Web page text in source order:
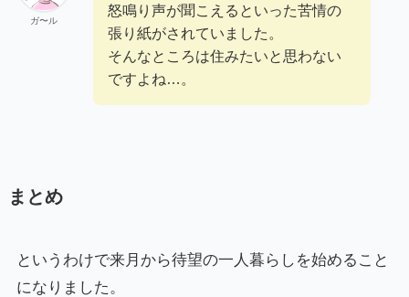
ガ〜ル
怒鳴り声が聞こえるといった苦情の
張り紙がされていました。
そんなところは住みたいと思わない
ですよね…。
まとめ
というわけで来月から待望の一人暮らしを始めること
になりました。